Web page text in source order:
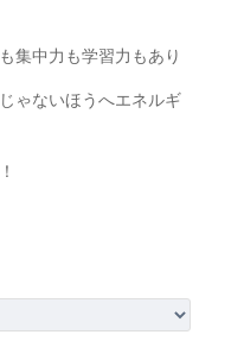
集中力も学習力もあり
ゃないほうへエネルギ